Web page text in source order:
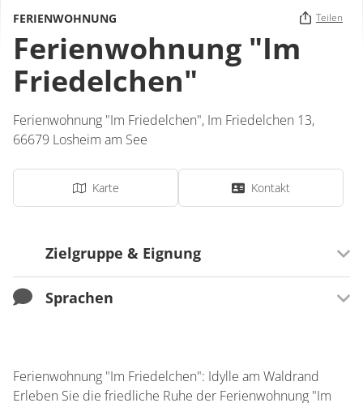
FERIENWOHNUNG Teilen
Ferienwohnung "Im
Friedelchen"
Ferienwohnung "Im Friedelchen", Im Friedelchen 13,
66679 Losheim am See
Karte Kontakt
Zielgruppe & Eignung
Ausrichtung
Sprachen
Französisch
Ferienwohnung "Im Friedelchen": Idylle am Waldrand
Erleben Sie die friedliche Ruhe der Ferienwohnung "Im